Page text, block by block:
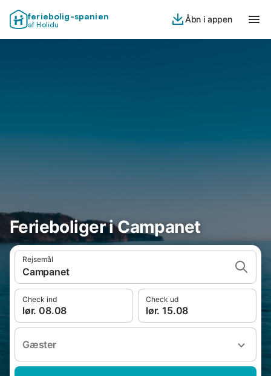
feriebolig-spanien
af Holidu
Åbn i appen
Ferieboliger i Campanet
Rejsemål
Campanet
Check ind
lør. 08.08
Check ud
lør. 15.08
Gæster